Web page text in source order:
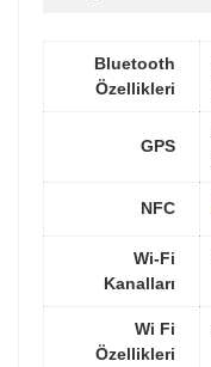
Bluetooth
Özellikleri
GPS
NFC
Wi-Fi
Kanalları
Wi Fi
Özellikleri